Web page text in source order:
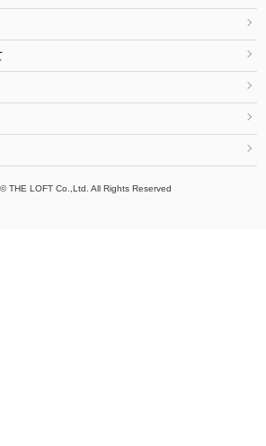
THE LOFT Co.,Ltd. All Rights Reserved